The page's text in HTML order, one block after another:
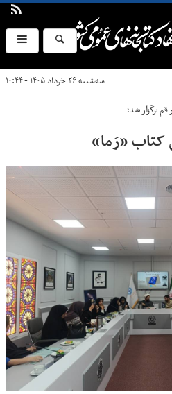
سه‌شنبه ۲۶ خرداد ۱۴۰۵ - ۱۰:۴۴
کتاب «رَما»